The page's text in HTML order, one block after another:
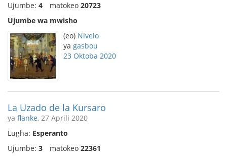
Ujumbe: 4 matokeo 20723
Ujumbe wa mwisho
(eo) Nivelo
ya gasbou
23 Oktoba 2020
La Uzado de la Kursaro
ya flanke, 27 Aprili 2020
Lugha: Esperanto
Ujumbe: 3 matokeo 22361